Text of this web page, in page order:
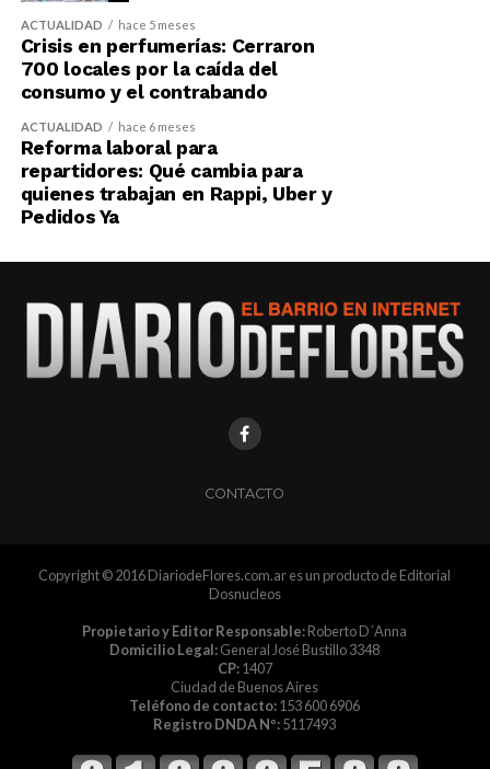
ACTUALIDAD hace 5 meses
Crisis en perfumerías: Cerraron
700 locales por la caída del
consumo y el contrabando
ACTUALIDAD hace 6 meses
Reforma laboral para
repartidores: Qué cambia para
quienes trabajan en Rappi, Uber y
Pedidos Ya
CONTACTO
Copyright © 2016 DiariodeFlores.com.ar es un producto de Editorial
Dosnucleos
Propietario y Editor Responsable:Roberto D´Anna
Domicilio Legal:General José Bustillo 3348
CP:1407
Ciudad de Buenos Aires
Teléfono de contacto:153 600 6906
Registro DNDA Nº:5117493